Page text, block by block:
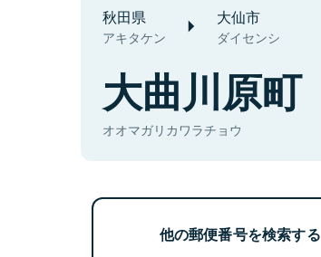
秋田県
アキタケン
大仙市
ダイセンシ
大曲川原町
オオマガリカワラチョウ
他の郵便番号を検索する